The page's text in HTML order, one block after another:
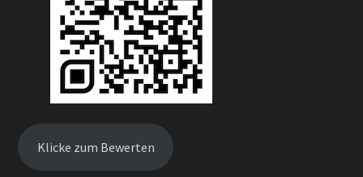
Klicke zum Bewerten